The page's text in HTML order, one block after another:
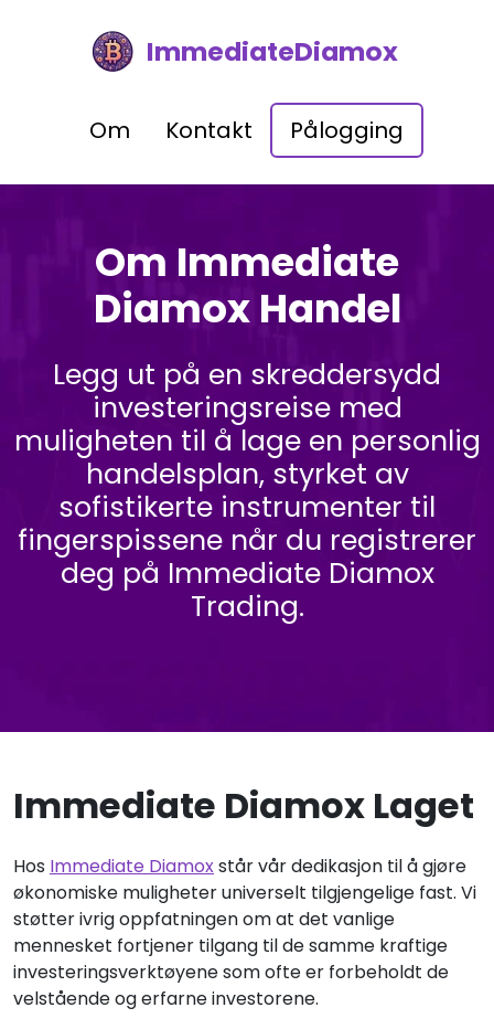
ImmediateDiamox
Om Kontakt Pålogging
Om Immediate
Diamox Handel
Legg ut på en skreddersydd
investeringsreise med
muligheten til å lage en personlig
handelsplan, styrket av
sofistikerte instrumenter til
fingerspissene når du registrerer
deg på Immediate Diamox
Trading.
Immediate Diamox Laget
Hos Immediate Diamoxstår vår dedikasjon til å gjøre
økonomiske muligheter universelt tilgjengelige fast. Vi
støtter ivrig oppfatningen om at det vanlige
mennesket fortjener tilgang til de samme kraftige
investeringsverktøyene som ofte er forbeholdt de
velstående og erfarne investorene.